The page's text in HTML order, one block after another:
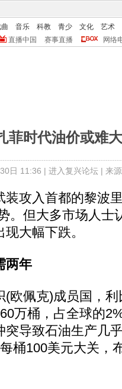
音乐 科教 青少 文化
艺术
直播中国 赛事直播 网络
菲时代油价或难
日 11:36 | 进入复兴论坛 | 来
攻入首都的黎波里
。但大多市场人士
大幅下跌。
两年
佩克)成员国，利
万桶，占全球的
突导致石油生产几
桶100美元大关，